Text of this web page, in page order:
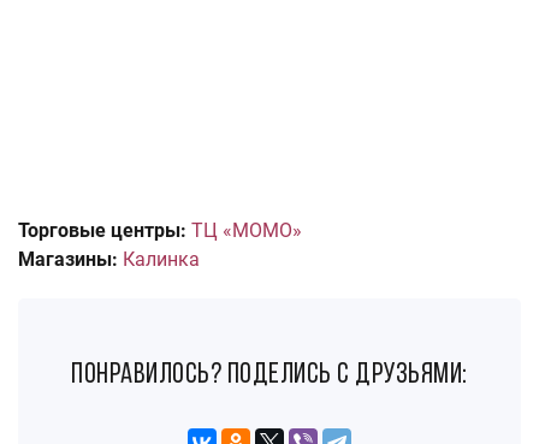
Торговые центры: ТЦ «МОМО»
Магазины: Калинка
понравилось? поделись с друзьями: